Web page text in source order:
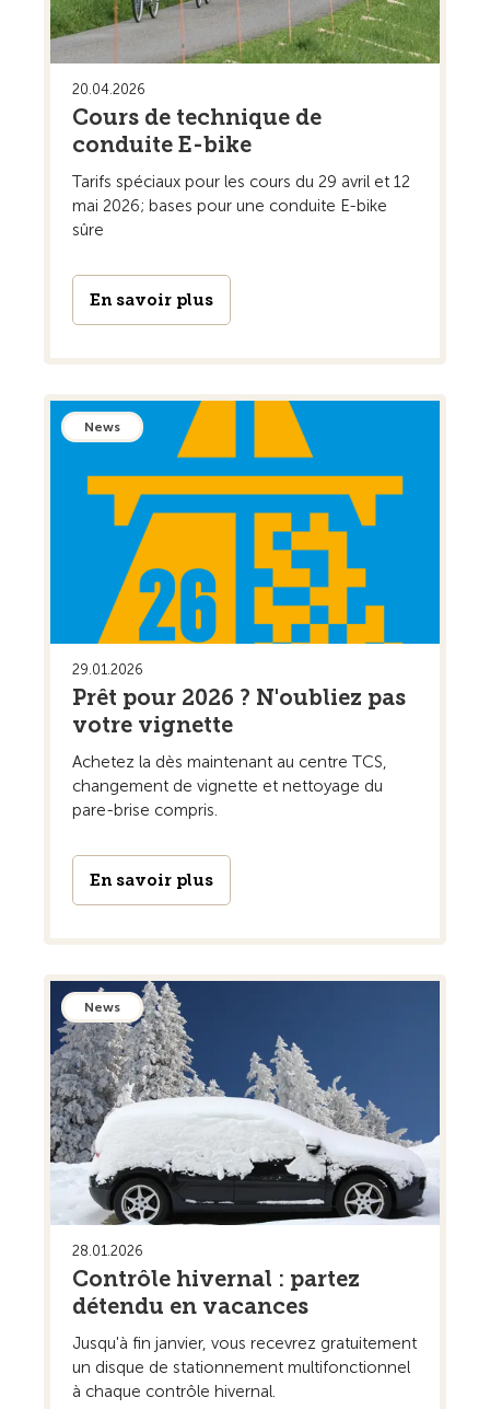
20.04.2026
Cours de technique de
conduite E-bike
Tarifs spéciaux pour les cours du 29 avril et 12
mai 2026; bases pour une conduite E-bike
sûre
En savoir plus
News
29.01.2026
Prêt pour 2026 ? N'oubliez pas
votre vignette
Achetez la dès maintenant au centre TCS,
changement de vignette et nettoyage du
pare-brise compris.
En savoir plus
News
28.01.2026
Contrôle hivernal : partez
détendu en vacances
Jusqu'à fin janvier, vous recevrez gratuitement
un disque de stationnement multifonctionnel
à chaque contrôle hivernal.